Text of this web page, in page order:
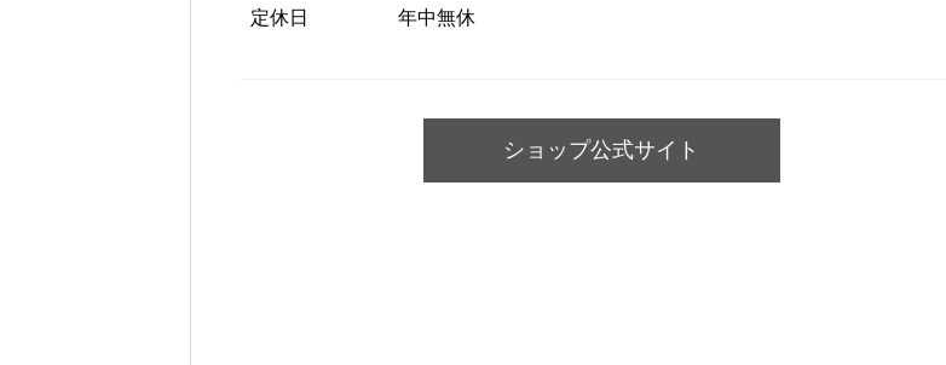
定休日 年中無休
ショップ公式サイト